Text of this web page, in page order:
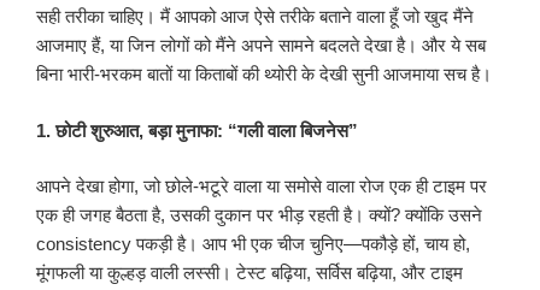
सही तरीका चाहिए। मैं आपको आज ऐसे तरीके बताने वाला हूँ जो खुद मैंने
आजमाए हैं, या जिन लोगों को मैंने अपने सामने बदलते देखा है। और ये सब
बिना भारी-भरकम बातों या किताबों की थ्योरी के देखी सुनी आजमाया सच है।
1. छोटी शुरुआत, बड़ा मुनाफा: “गली वाला बिजनेस”
आपने देखा होगा, जो छोले-भटूरे वाला या समोसे वाला रोज एक ही टाइम पर
एक ही जगह बैठता है, उसकी दुकान पर भीड़ रहती है। क्यों? क्योंकि उसने
consistency पकड़ी है। आप भी एक चीज चुनिए—पकौड़े हों, चाय हो,
मूंगफली या कुल्हड़ वाली लस्सी। टेस्ट बढ़िया, सर्विस बढ़िया, और टाइम